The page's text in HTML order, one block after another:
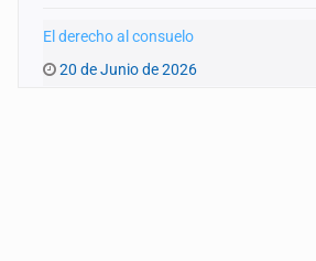
El derecho al consuelo
20 de Junio de 2026